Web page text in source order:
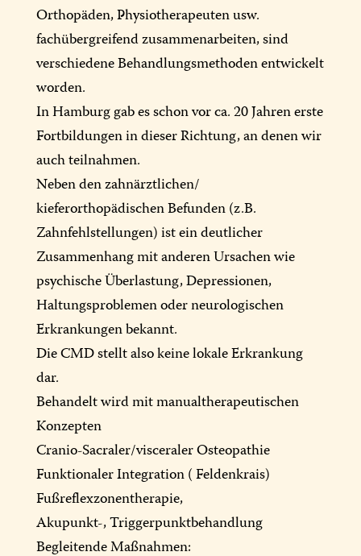
Orthopäden, Physiotherapeuten usw.
fachübergreifend zusammenarbeiten, sind
verschiedene Behandlungsmethoden entwickelt
worden.
In Hamburg gab es schon vor ca. 20 Jahren erste
Fortbildungen in dieser Richtung, an denen wir
auch teilnahmen.
Neben den zahnärztlichen/
kieferorthopädischen Befunden (z.B.
Zahnfehlstellungen) ist ein deutlicher
Zusammenhang mit anderen Ursachen wie
psychische Überlastung, Depressionen,
Haltungsproblemen oder neurologischen
Erkrankungen bekannt.
Die CMD stellt also keine lokale Erkrankung
dar.
Behandelt wird mit manualtherapeutischen
Konzepten
Cranio-Sacraler/visceraler Osteopathie
Funktionaler Integration ( Feldenkrais)
Fußreflexzonentherapie,
Akupunkt-, Triggerpunktbehandlung
Begleitende Maßnahmen: